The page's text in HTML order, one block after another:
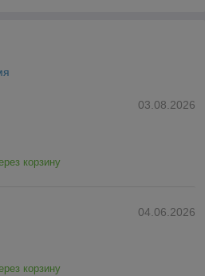
03.08.2026
корзину
04.06.2026
корзину